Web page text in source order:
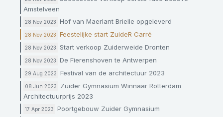
Amstelveen
28 Nov 2023 Hof van Maerlant Brielle opgeleverd
28 Nov 2023 Feestelijke start ZuideR Carré
28 Nov 2023 Start verkoop Zuiderweide Dronten
28 Nov 2023 De Fierenshoven te Antwerpen
29 Aug 2023 Festival van de architectuur 2023
08 Jun 2023
Zuider Gymnasium Winnaar Rotterdam
Architectuurprijs 2023
17 Apr 2023 Poortgebouw Zuider Gymnasium